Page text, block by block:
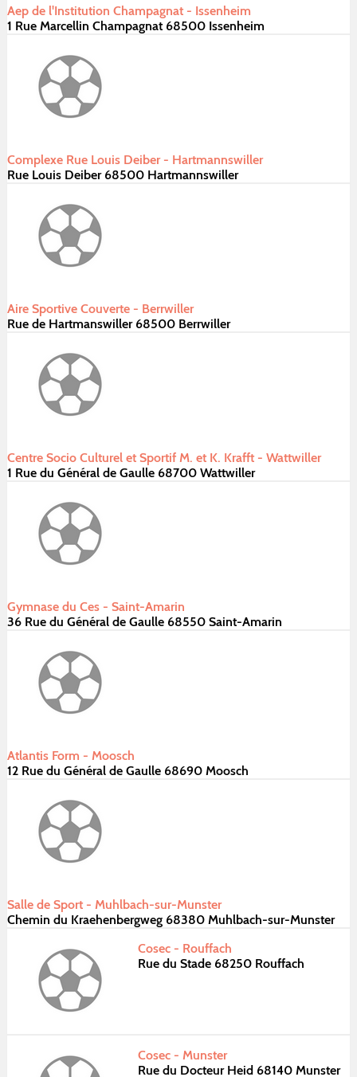
Aep de l'Institution Champagnat - Issenheim
1 Rue Marcellin Champagnat 68500 Issenheim
Complexe Rue Louis Deiber - Hartmannswiller
Rue Louis Deiber 68500 Hartmannswiller
Aire Sportive Couverte - Berrwiller
Rue de Hartmanswiller 68500 Berrwiller
Centre Socio Culturel et Sportif M. et K. Krafft - Wattwiller
1 Rue du Général de Gaulle 68700 Wattwiller
Gymnase du Ces - Saint-Amarin
36 Rue du Général de Gaulle 68550 Saint-Amarin
Atlantis Form - Moosch
12 Rue du Général de Gaulle 68690 Moosch
Salle de Sport - Muhlbach-sur-Munster
Chemin du Kraehenbergweg 68380 Muhlbach-sur-Munster
Cosec - Rouffach
Rue du Stade 68250 Rouffach
Cosec - Munster
Rue du Docteur Heid 68140 Munster